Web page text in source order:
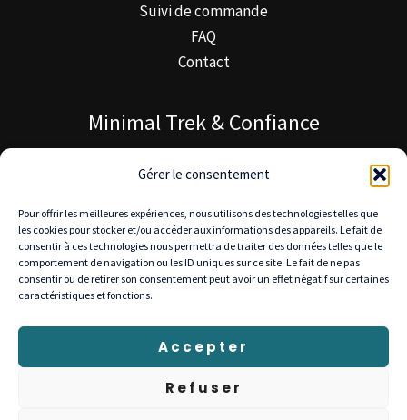
Gérer le consentement
Pour offrir les meilleures expériences, nous utilisons des technologies telles que
les cookies pour stocker et/ou accéder aux informations des appareils. Le fait de
consentir à ces technologies nous permettra de traiter des données telles que le
comportement de navigation ou les ID uniques sur ce site. Le fait de ne pas
consentir ou de retirer son consentement peut avoir un effet négatif sur certaines
caractéristiques et fonctions.
Accepter
Refuser
Suivi de commande
FAQ
Contact
Minimal Trek & Confiance
À propos de Minimal Trek
Notre mission
Livraison gratuite en Europe • Retours 30 jours •
Paiement sécurisé : Stripe, PayPal, Visa, Mastercard